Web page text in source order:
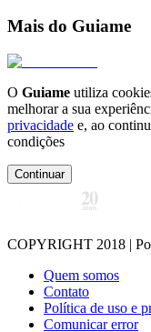
Mais do Guiame
O Guiame utiliza
melhorar a sua
privacidade e, ao
condições
Continuar
COPYRIGHT 2018 |
Quem somos
Contato
Política de uso e
Comunicar error